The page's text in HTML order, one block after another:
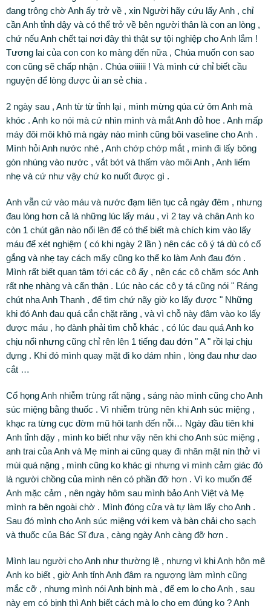
đang trông chờ Anh ấy trở về , xin Người hãy cứu lấy Anh , chỉ
cần Anh tỉnh dậy và có thể trở về bên người thân là con an lòng ,
chứ nếu Anh chết tại nơi đây thì thật sự tội nghiệp cho Anh lắm !
Tương lai của con con ko màng đến nữa , Chúa muốn con sao
con cũng sẽ chấp nhận . Chúa ơiiiiii ! Và mình cứ chỉ biết cầu
nguyện để lòng được ủi an sẻ chia .
2 ngày sau , Anh từ từ tỉnh lại , mình mừng qúa cứ ôm Anh mà
khóc . Anh ko nói mà cứ nhìn mình và mắt Anh đỏ hoe . Anh mấp
máy đôi môi khô mà ngày nào mình cũng bôi vaseline cho Anh .
Mình hỏi Anh nước nhé , Anh chớp chớp mắt , mình đi lấy bông
gòn nhúng vào nước , vắt bớt và thấm vào môi Anh , Anh liếm
nhẹ và cứ như vậy chứ ko nuốt được gì .
Anh vẫn cứ vào máu và nước đạm liên tục cả ngày đêm , nhưng
đau lòng hơn cả là những lúc lấy máu , vì 2 tay và chân Anh ko
còn 1 chút gân nào nổi lên để có thể biết mà chích kim vào lấy
máu để xét nghiệm ( có khi ngày 2 lần ) nên các cô ý tá dù có cố
gắng và nhẹ tay cách mấy cũng ko thể ko làm Anh đau đớn .
Mình rất biết quan tâm tới các cô ấy , nên các cô chăm sóc Anh
rất nhẹ nhàng và cẩn thận . Lúc nào các cô y tá cũng nói " Ráng
chút nha Anh Thanh , để tìm chứ nãy giờ ko lấy được " Những
khi đó Anh đau quá cắn chặt răng , và vì chỗ này đâm vào ko lấy
được máu , họ đành phải tìm chỗ khác , có lúc đau quá Anh ko
chịu nổi nhưng cũng chỉ rên lên 1 tiếng đau đớn " A " rồi lại chịu
đựng . Khi đó mình quay mặt đi ko dám nhìn , lòng đau như dao
cắt …
Cổ họng Anh nhiễm trùng rất nặng , sáng nào mình cũng cho Anh
súc miệng bằng thuốc . Vì nhiễm trùng nên khi Anh súc miệng ,
khạc ra từng cục đờm mũ hôi tanh đến nỗi… Ngày đầu tiên khi
Anh tỉnh dậy , mình ko biết như vậy nên khi cho Anh súc miệng ,
anh trai của Anh và Mẹ mình ai cũng quay đi nhăn mặt nín thở vì
mùi quá nặng , mình cũng ko khác gì nhưng vì mình cảm giác đó
là người chồng của mình nên có phần đỡ hơn . Vì ko muốn để
Anh mặc cảm , nên ngày hôm sau mình bảo Anh Việt và Mẹ
mình ra bên ngoài chờ . Mình đóng cửa và tự làm lấy cho Anh .
Sau đó mình cho Anh súc miệng với kem và bàn chải cho sạch
và thuốc của Bác Sĩ đưa , càng ngày Anh càng đỡ hơn .
Mình lau người cho Anh như thường lệ , nhưng vì khi Anh hôn mê
Anh ko biết , giờ Anh tỉnh Anh đâm ra ngượng làm mình cũng
mắc cỡ , nhưng mình nói Anh bịnh mà , để em lo cho Anh , sau
này em có bịnh thì Anh biết cách mà lo cho em đúng ko ? Anh